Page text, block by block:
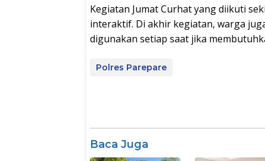
Kegiatan Jumat Curhat yang diikuti
interaktif. Di akhir kegiatan, warga
digunakan setiap saat jika
Polres Parepare
Baca Juga